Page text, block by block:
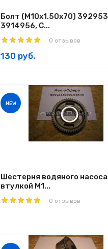
Болт (M10x1.50x70)
3914956, C...
0 отзывов
130 руб.
NEW
Шестерня водяного насоса
втулкой M1...
0 отзывов